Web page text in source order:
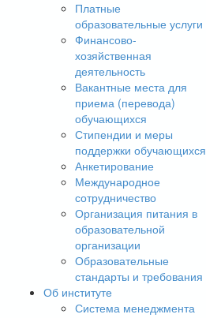
Платные
образовательные услуги
Финансово-
хозяйственная
деятельность
Вакантные места для
приема (перевода)
обучающихся
Стипендии и меры
поддержки обучающихся
Анкетирование
Международное
сотрудничество
Организация питания в
образовательной
организации
Образовательные
стандарты и требования
Об институте
Система менеджмента